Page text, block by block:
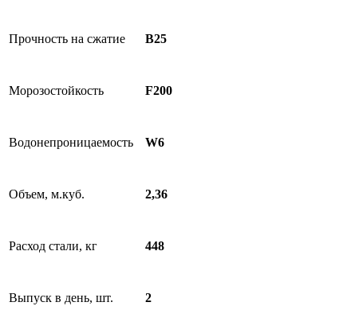
Прочность на сжатие B25
Морозостойкость F200
Водонепроницаемость W6
Объем, м.куб. 2,36
Расход стали, кг 448
Выпуск в день, шт. 2